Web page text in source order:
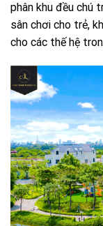
phân khu đều chú
sân chơi cho trẻ,
cho các thế hệ